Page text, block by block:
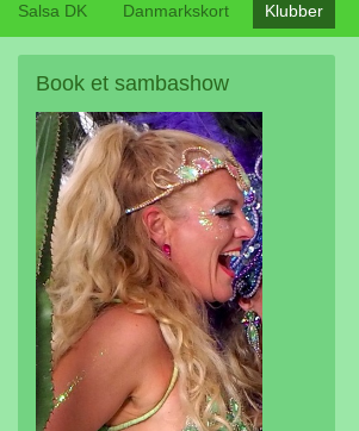
Salsa DK Danmarkskort Klubber
Book et sambashow